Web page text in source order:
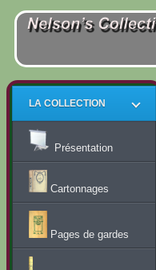
LA COLLECTION
Présentation
Cartonnages
Pages de gardes